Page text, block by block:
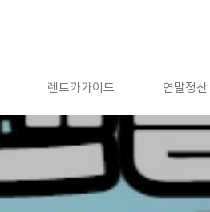
렌트카가이드 연말정산